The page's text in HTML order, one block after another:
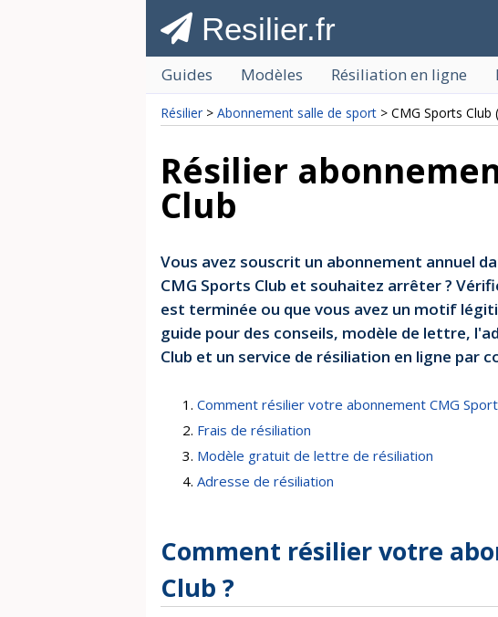
Resilier.fr
Guides Modèles Résiliation en ligne
Résilier > Abonnement salle de sport > CMG Sports Club
Résilier
Club
Vous avez souscrit un abonnement annuel
CMG Sports Club et souhaitez arrêter ?
est terminée ou que vous avez un motif
guide pour des conseils, modèle de lettre,
Club et un service de résiliation en ligne par
Comment résilier votre abonnement CMG
Frais de résiliation
Modèle gratuit de lettre de résiliation
Adresse de résiliation
Comment résilier votre
Club ?